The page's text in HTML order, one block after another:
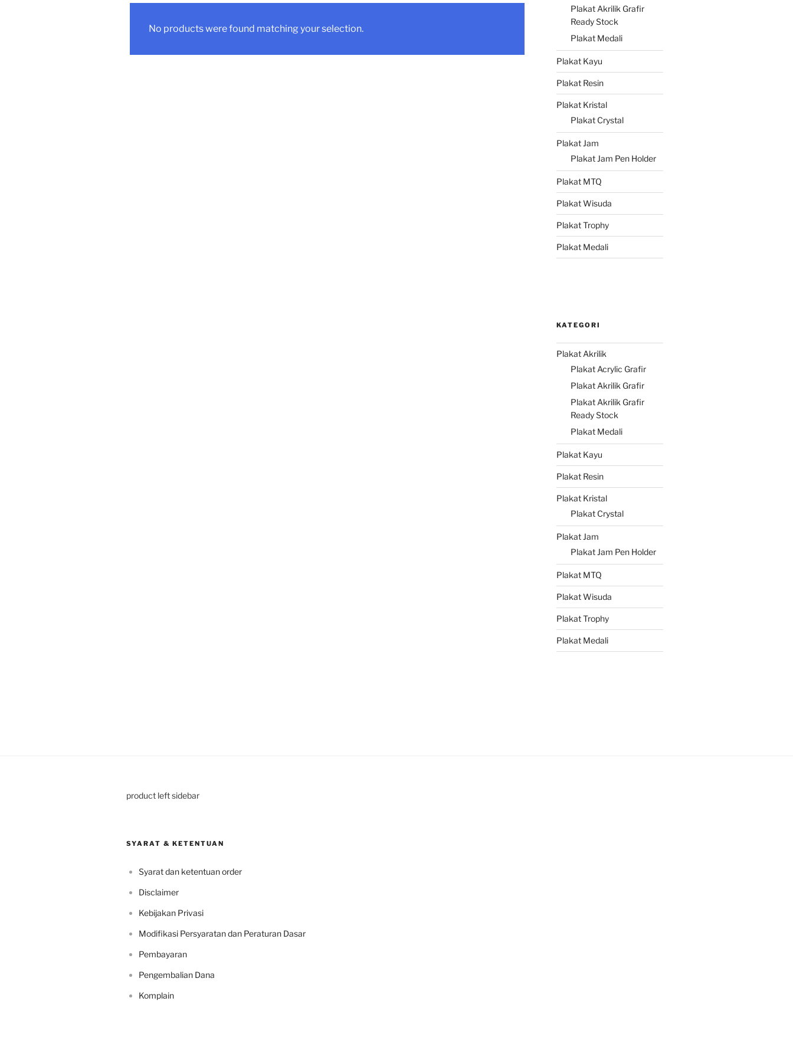
No products were found matching your selection.
Plakat Akrilik Grafir
Ready Stock
Plakat Medali
Plakat Kayu
Plakat Resin
Plakat Kristal
Plakat Crystal
Plakat Jam
Plakat Jam Pen Holder
Plakat MTQ
Plakat Wisuda
Plakat Trophy
Plakat Medali
KATEGORI
Plakat Akrilik
Plakat Acrylic Grafir
Plakat Akrilik Grafir
Plakat Akrilik Grafir
Ready Stock
Plakat Medali
Plakat Kayu
Plakat Resin
Plakat Kristal
Plakat Crystal
Plakat Jam
Plakat Jam Pen Holder
Plakat MTQ
Plakat Wisuda
Plakat Trophy
Plakat Medali
product left sidebar
SYARAT & KETENTUAN
Syarat dan ketentuan order
Disclaimer
Kebijakan Privasi
Modifikasi Persyaratan dan Peraturan Dasar
Pembayaran
Pengembalian Dana
Komplain